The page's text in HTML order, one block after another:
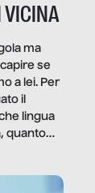
VICINA
ma
se
a lei. Per
il
lingua
quanto